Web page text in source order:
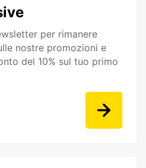
per rimanere
nostre promozioni e
del 10% sul tuo primo